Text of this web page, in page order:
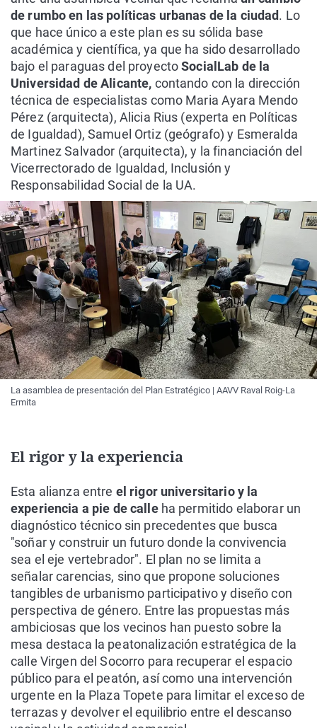
de rumbo en las políticas urbanas de la ciudad. Lo
que hace único a este plan es su sólida base
académica y científica, ya que ha sido desarrollado
bajo el paraguas del proyectoSocialLab de la
Universidad de Alicante, contando con la dirección
técnica de especialistas como Maria Ayara Mendo
Pérez (arquitecta), Alicia Rius (experta en Políticas
de Igualdad), Samuel Ortiz (geógrafo) y Esmeralda
Martinez Salvador (arquitecta), y la financiación del
Vicerrectorado de Igualdad, Inclusión y
Responsabilidad Social de la UA.
La asamblea de presentación del Plan Estratégico | AAVV Raval Roig-La
Ermita
El rigor y la experiencia
Esta alianza entre el rigor universitario y la
experiencia a pie de calleha permitido elaborar un
diagnóstico técnico sin precedentes que busca
"soñar y construir un futuro donde la convivencia
sea el eje vertebrador". El plan no se limita a
señalar carencias, sino que propone soluciones
tangibles de urbanismo participativo y diseño con
perspectiva de género. Entre las propuestas más
ambiciosas que los vecinos han puesto sobre la
mesa destaca la peatonalización estratégica de la
calle Virgen del Socorro para recuperar el espacio
público para el peatón, así como una intervención
urgente en la Plaza Topete para limitar el exceso de
terrazas y devolver el equilibrio entre el descanso